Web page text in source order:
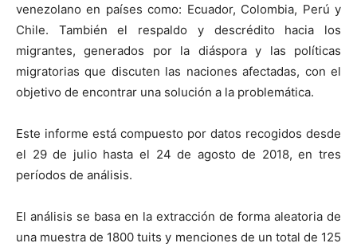
venezolano en países como: Ecuador, Colombia, Perú y
Chile. También el respaldo y descrédito hacia los
migrantes, generados por la diáspora y las políticas
migratorias que discuten las naciones afectadas, con el
objetivo de encontrar una solución a la problemática.
Este informe está compuesto por datos recogidos desde
el 29 de julio hasta el 24 de agosto de 2018, en tres
períodos de análisis.
El análisis se basa en la extracción de forma aleatoria de
una muestra de 1800 tuits y menciones de un total de 125